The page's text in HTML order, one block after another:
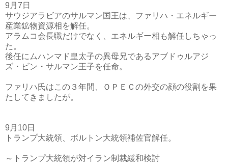
9月7日
サウジアラビアのサルマン国王は、ファリハ・エネルギー
産業鉱物資源相を解任。
アラムコ会長職だけでなく、エネルギー相も解任しちゃっ
た。
後任にムハンマド皇太子の異母兄であるアブドゥルアジ
ズ・ビン・サルマン王子を任命。
ファリハ氏はこの３年間、ＯＰＥＣの外交の顔の役割を果
たしてきましたが。
9月10日
トランプ大統領、ボルトン大統領補佐官解任。
～トランプ大統領が対イラン制裁緩和検討